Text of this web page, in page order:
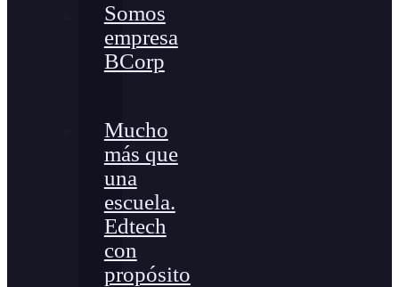
Somos
empresa
BCorp
Mucho
más que
una
escuela.
Edtech
con
propósito